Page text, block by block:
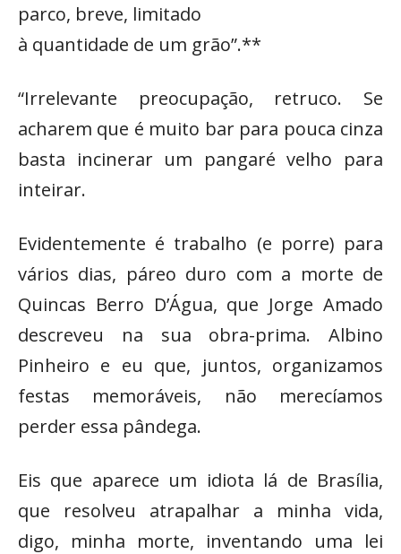
parco, breve, limitado
à quantidade de um grão”.**
“Irrelevante preocupação, retruco. Se
acharem que é muito bar para pouca cinza
basta incinerar um pangaré velho para
inteirar.
Evidentemente é trabalho (e porre) para
vários dias, páreo duro com a morte de
Quincas Berro D’Água, que Jorge Amado
descreveu na sua obra-prima. Albino
Pinheiro e eu que, juntos, organizamos
festas memoráveis, não merecíamos
perder essa pândega.
Eis que aparece um idiota lá de Brasília,
que resolveu atrapalhar a minha vida,
digo, minha morte, inventando uma lei